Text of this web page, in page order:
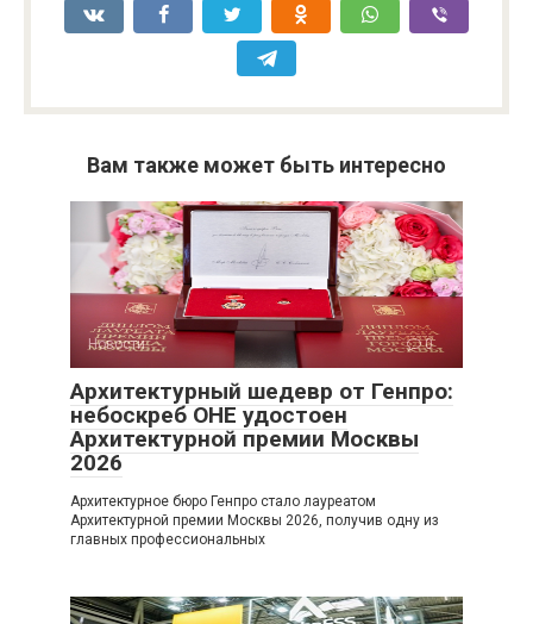
Вам также может быть интересно
Новости 0
Архитектурный шедевр от Генпро:
небоскреб ОНЕ удостоен
Архитектурной премии Москвы
2026
Архитектурное бюро Генпро стало лауреатом
Архитектурной премии Москвы 2026, получив одну из
главных профессиональных